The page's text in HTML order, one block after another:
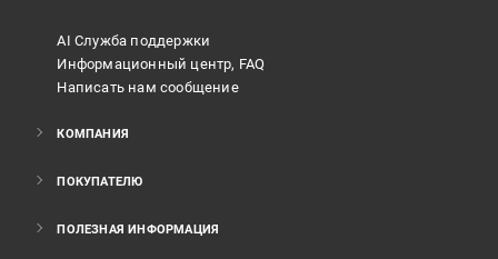
AI Служба поддержки
Информационный центр, FAQ
Написать нам сообщение
КОМПАНИЯ
ПОКУПАТЕЛЮ
ПОЛЕЗНАЯ ИНФОРМАЦИЯ